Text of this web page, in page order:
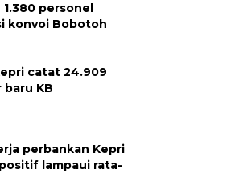
1.380 personel
konvoi Bobotoh
catat 24.909
KB
perbankan Kepri
lampaui rata-